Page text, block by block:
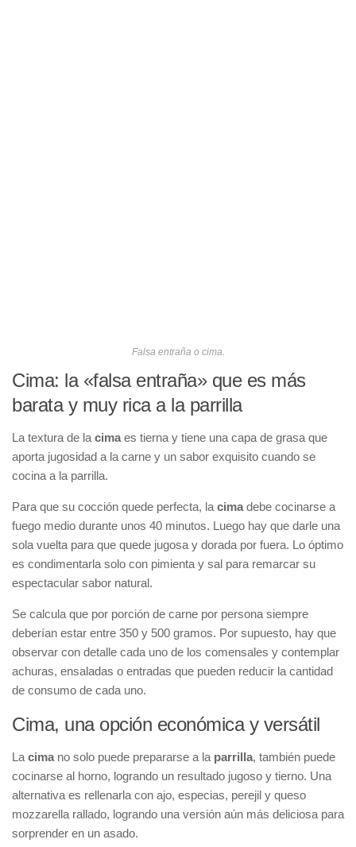
Falsa entraña o cima.
Cima: la «falsa entraña» que es más
barata y muy rica a la parrilla
La textura de la cima es tierna y tiene una capa de grasa que
aporta jugosidad a la carne y un sabor exquisito cuando se
cocina a la parrilla.
Para que su cocción quede perfecta, la cima debe cocinarse a
fuego medio durante unos 40 minutos. Luego hay que darle una
sola vuelta para que quede jugosa y dorada por fuera. Lo óptimo
es condimentarla solo con pimienta y sal para remarcar su
espectacular sabor natural.
Se calcula que por porción de carne por persona siempre
deberían estar entre 350 y 500 gramos. Por supuesto, hay que
observar con detalle cada uno de los comensales y contemplar
achuras, ensaladas o entradas que pueden reducir la cantidad
de consumo de cada uno.
Cima, una opción económica y versátil
La cima no solo puede prepararse a la parrilla, también puede
cocinarse al horno, logrando un resultado jugoso y tierno. Una
alternativa es rellenarla con ajo, especias, perejil y queso
mozzarella rallado, logrando una versión aún más deliciosa para
sorprender en un asado.